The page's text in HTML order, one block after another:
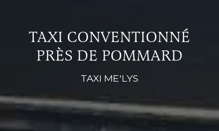
TAXI CONVENTIONNÉ
PRÈS DE POMMARD
TAXI ME'LYS